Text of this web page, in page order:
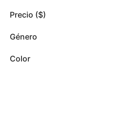
que
están
usando
lector
Precio ($)
Género
Color